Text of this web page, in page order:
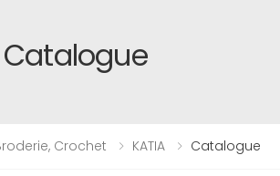
Catalogue
Crochet KATIA Catalogue